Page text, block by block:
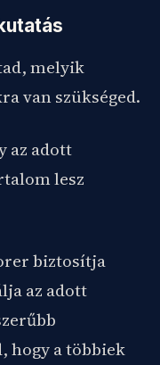
melyik
van szükséged.
az adott
lesz
biztosítja
az adott
hogy a többiek